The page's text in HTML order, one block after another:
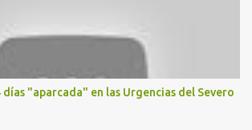
Butarque) y caminos entre el estadio y Plaza
de Polvoranca, entre Leganés y
el parque de la Hispanidad, situado frente a
de la calle Chile, 1, y junto al
Más información
"aparcada" en las Urgencias del Severo